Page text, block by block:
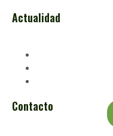
Actualidad
Contacto